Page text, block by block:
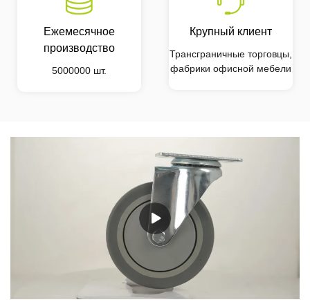
Ежемесячное
производство
5000000 шт.
Крупный клиент
Трансграничные торговцы,
фабрики офисной мебели